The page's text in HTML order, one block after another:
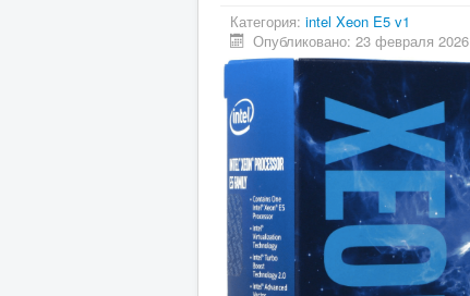
Категория: intel Xeon E5 v1
Опубликовано: 23 февраля 2026